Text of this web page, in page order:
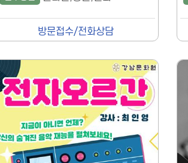
방문접수/전화상담